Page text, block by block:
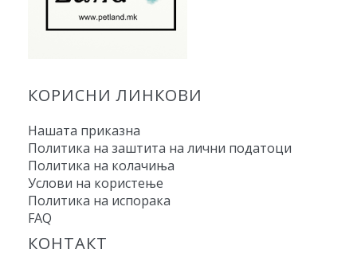
КОРИСНИ ЛИНКОВИ
Нашата приказна
Политика на заштита на лични податоци
Политика на колачиња
Услови на користење
Политика на испорака
FAQ
КОНТАКТ